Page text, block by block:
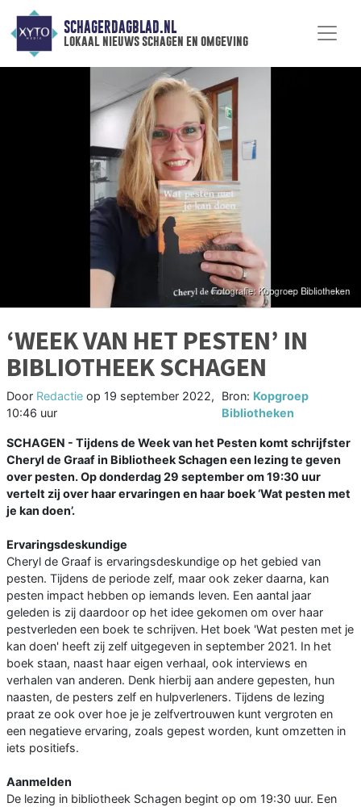
SCHAGERDAGBLAD.NL
lokaal nieuws schagen en omgeving
‘WEEK VAN HET PESTEN’ IN
BIBLIOTHEEK SCHAGEN
Door Redactie op 19 september 2022,
10:46 uur
Bron: Kopgroep
Bibliotheken
SCHAGEN - Tijdens de Week van het Pesten komt schrijfster
Cheryl de Graaf in Bibliotheek Schagen een lezing te geven
over pesten. Op donderdag 29 september om 19:30 uur
vertelt zij over haar ervaringen en haar boek ‘Wat pesten met
je kan doen’.
Ervaringsdeskundige
Cheryl de Graaf is ervaringsdeskundige op het gebied van
pesten. Tijdens de periode zelf, maar ook zeker daarna, kan
pesten impact hebben op iemands leven. Een aantal jaar
geleden is zij daardoor op het idee gekomen om over haar
pestverleden een boek te schrijven. Het boek 'Wat pesten met je
kan doen' heeft zij zelf uitgegeven in september 2021. In het
boek staan, naast haar eigen verhaal, ook interviews en
verhalen van anderen. Denk hierbij aan andere gepesten, hun
naasten, de pesters zelf en hulpverleners. Tijdens de lezing
praat ze ook over hoe je je zelfvertrouwen kunt vergroten en
een negatieve ervaring, zoals gepest worden, kunt omzetten in
iets positiefs.
Aanmelden
De lezing in bibliotheek Schagen begint op om 19:30 uur. Een